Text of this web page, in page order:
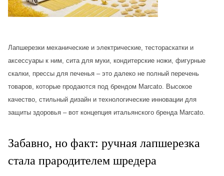
Лапшерезки механические и электрические, тестораскатки и
аксессуары к ним, сита для муки, кондитерские ножи, фигурные
скалки, прессы для печенья – это далеко не полный перечень
товаров, которые продаются под брендом Marcato. Высокое
качество, стильный дизайн и технологические инновации для
защиты здоровья – вот концепция итальянского бренда Marcato.
Забавно, но факт: ручная лапшерезка
стала прародителем шредера